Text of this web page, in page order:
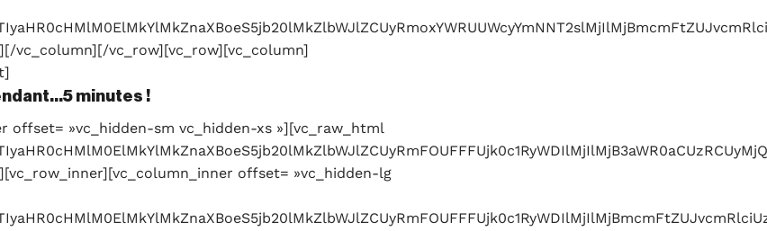
vc_column][/vc_row][vc_row][vc_column]
minutes !
»vc_hidden-sm vc_hidden-xs »][vc_raw_html
offset= »vc_hidden-lg